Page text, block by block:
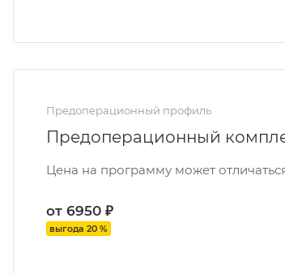
Предоперационный профиль
Предоперационный
Цена на программу может
от 6950 ₽
выгода 20 %